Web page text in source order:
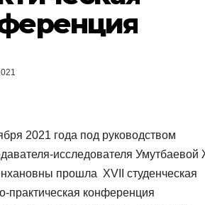
2021 года под руководством
исследователя
прошла XVII студенческая
практическая конференция